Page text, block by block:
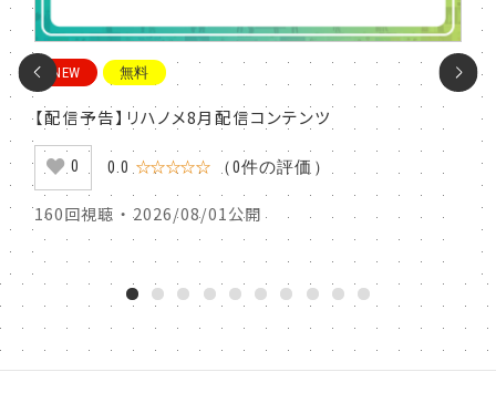
NEW 無料
【配信予告】リハノメ8月配信コンテンツ
0 0.0 ☆☆☆☆☆ （0件の評価）
160回視聴 ・ 2026/08/01公開
腰
評
た
69
1 2 3 4 5 6 7 8 9 10